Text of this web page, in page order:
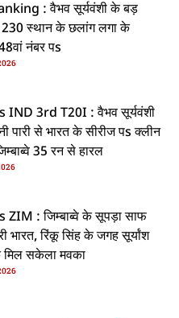
: वैभव सूर्यवंशी के बड़
230 स्थान के छलांग लगा के
नंबर पs
IND 3rd T20I : वैभव सूर्यवंशी
पारी से भारत के सीरीज पs क्लीन
35 रन से हारल
ZIM : जिम्बाब्वे के सूपड़ा साफ
भारत, रिंकू सिंह के जगह सूर्यांश
सकेला मवका